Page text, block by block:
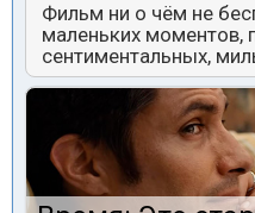
Фильм ни о чём не
маленьких моментов,
сентиментальных,